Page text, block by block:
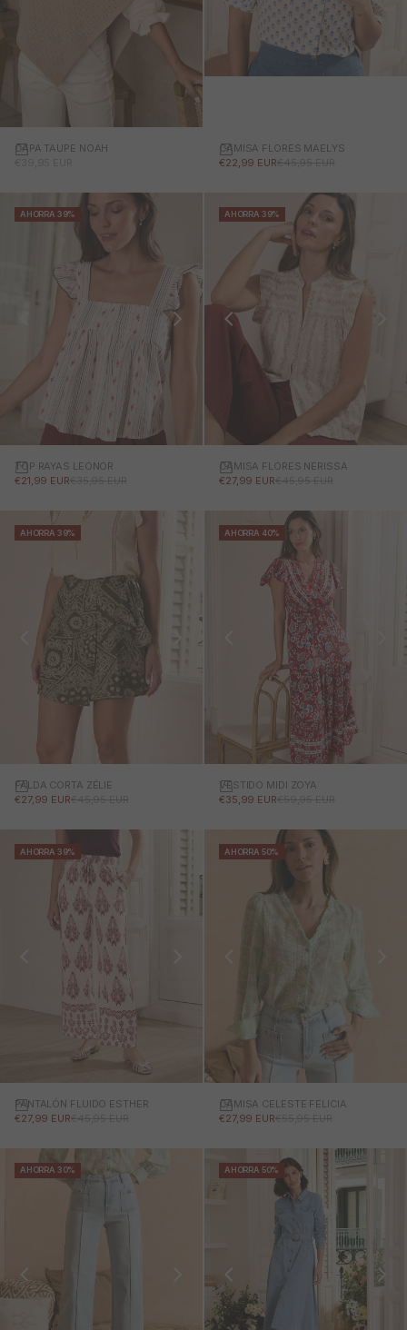
CAPA TAUPE NOAH
CAMISA FLORES MAELYS
PRECIO DE OFERTA
€22,99 EURPRECIO NORMAL
€45,95 EUR
AHORRA 39%
TOP RAYAS LEONOR
PRECIO DE OFERTA
€21,99 EURPRECIO NORMAL
€35,95 EUR
AHORRA 39%
CAMISA FLORES NERISSA
PRECIO DE OFERTA
€27,99 EURPRECIO NORMAL
€45,95 EUR
AHORRA 39%
FALDA CORTA ZÉLIE
PRECIO DE OFERTA
€27,99 EURPRECIO NORMAL
€45,95 EUR
AHORRA 40%
VESTIDO MIDI ZOYA
PRECIO DE OFERTA
€35,99 EURPRECIO NORMAL
€59,95 EUR
AHORRA 39%
PANTALÓN FLUIDO ESTHER
PRECIO DE OFERTA
€27,99 EURPRECIO NORMAL
€45,95 EUR
AHORRA 50%
CAMISA CELESTE FELICIA
PRECIO DE OFERTA
€27,99 EURPRECIO NORMAL
€55,95 EUR
AHORRA 30% AHORRA 50%